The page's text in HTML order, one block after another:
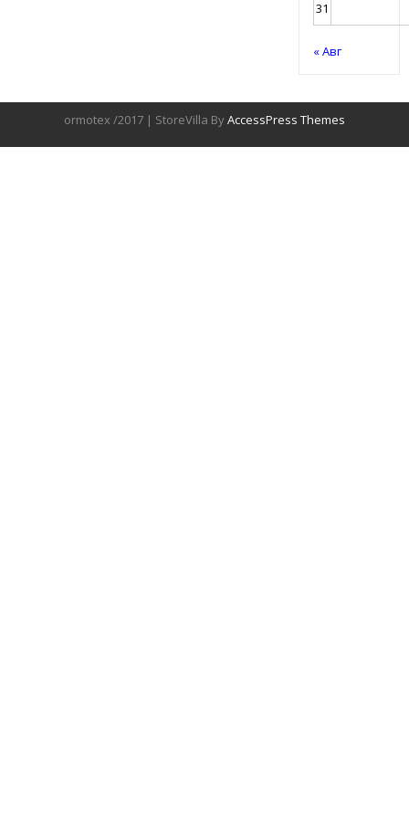
31
« Авг
ormotex /2017 | StoreVilla ByAccessPress Themes